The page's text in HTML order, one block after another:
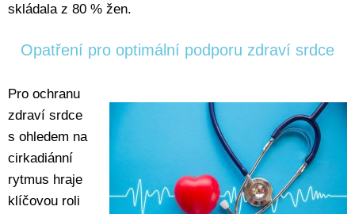
skládala z 80 % žen.
Opatření pro optimální podporu zdraví srdce
Pro ochranu
zdraví srdce
s ohledem na
cirkadiánní
rytmus hraje
klíčovou roli